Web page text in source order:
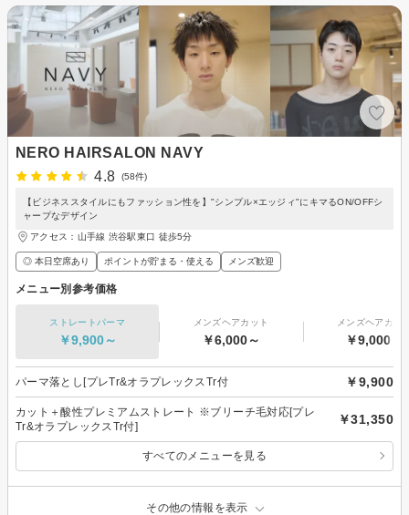
NERO HAIRSALON NAVY
4.8
(58件)
【ビジネススタイルにもファッション性を】"シンプル×エッジィ"にキマるON/OFFシ
ャープなデザイン
アクセス：山手線 渋谷駅東口 徒歩5分
◎ 本日空席あり ポイントが貯まる・使える メンズ歓迎
メニュー別参考価格
ストレートパーマ
￥9,900～
メンズヘアカット
￥6,000～
メンズヘアカラ
￥9,000～
パーマ落とし[プレTr&オラプレックスTr付 ￥9,900
カット＋酸性プレミアムストレート ※ブリーチ毛対応[プレ
Tr&オラプレックスTr付]
￥31,350
すべてのメニューを見る
その他の情報を表示